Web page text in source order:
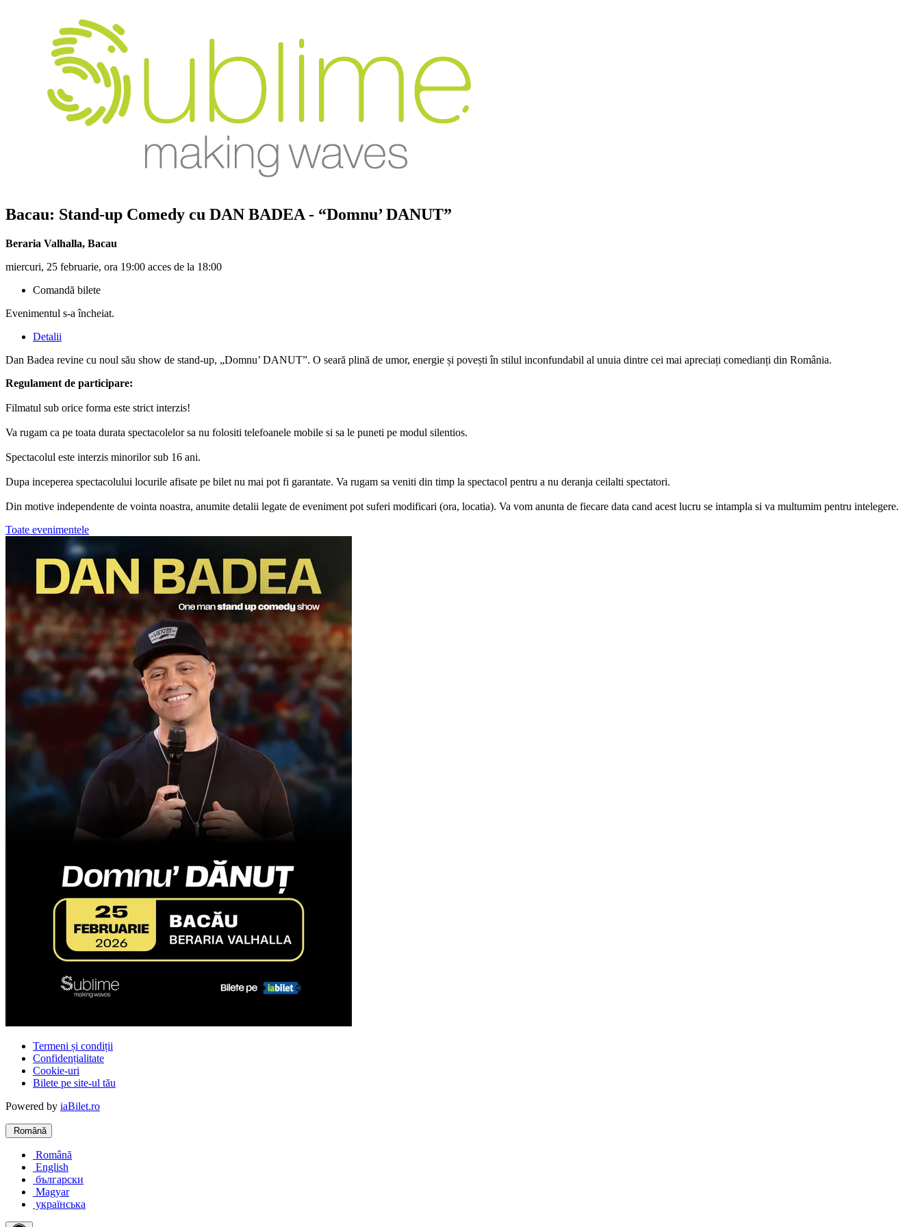
Bacau: Stand-up Comedy cu DAN BADEA - “Domnu’ DANUT”
Beraria Valhalla, Bacau
miercuri, 25 februarie, ora 19:00 acces de la 18:00
Comandă bilete
Evenimentul s-a încheiat.
Detalii
Dan Badea revine cu noul său show de stand-up, „Domnu’ DANUT”. O seară plină de umor, energie și povești în stilul inconfundabil al unuia dintre cei mai apreciați comedianți din România.
Regulament de participare:
Filmatul sub orice forma este strict interzis!
Va rugam ca pe toata durata spectacolelor sa nu folositi telefoanele mobile si sa le puneti pe modul silentios.
Spectacolul este interzis minorilor sub 16 ani.
Dupa inceperea spectacolului locurile afisate pe bilet nu mai pot fi garantate. Va rugam sa veniti din timp la spectacol pentru a nu deranja ceilalti spectatori.
Din motive independente de vointa noastra, anumite detalii legate de eveniment pot suferi modificari (ora, locatia). Va vom anunta de fiecare data cand acest lucru se intampla si va multumim pentru intelegere.
Toate evenimentele
Termeni și condiții
Confidențialitate
Cookie-uri
Bilete pe site-ul tău
Powered by iaBilet.ro
Română
Română
English
български
Magyar
українська